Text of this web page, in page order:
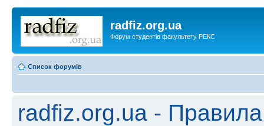
radfiz.org.ua
Форум студентів факультету РЕКС
Список форумів
radfiz.org.ua -